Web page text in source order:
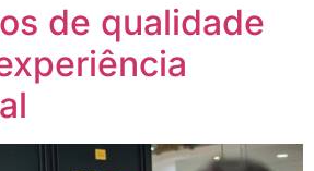
de qualidade